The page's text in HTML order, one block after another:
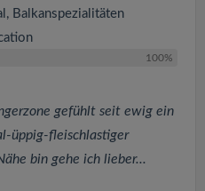
Balkanspezialitäten
100%
gefühlt seit ewig ein
üppig-fleischlastiger
bin gehe ich lieber...